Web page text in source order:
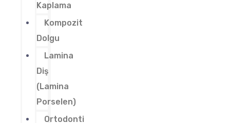
Kaplama
Kompozit
Dolgu
Lamina
Diş
(Lamina
Porselen)
Ortodonti